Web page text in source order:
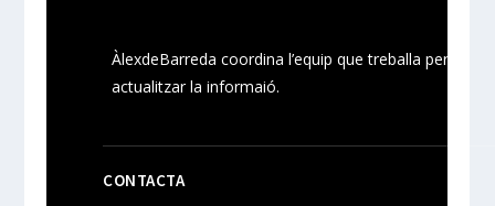
ÀlexdeBarreda coordina l’equip que treballa per
actualitzar la informaió.
CONTACTA